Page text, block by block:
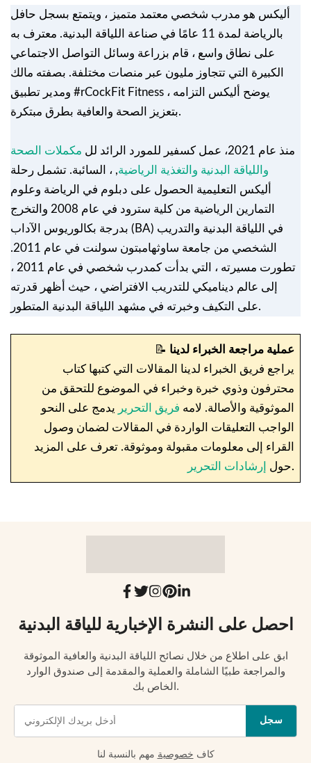
أليكس هو مدرب شخصي معتمد متميز ، ويتمتع بسجل حافل
بالرياضة لمدة 11 عامًا في صناعة اللياقة البدنية. معترف به
على نطاق واسع ، قام بزراعة وسائل التواصل الاجتماعي
الكبيرة التي تتجاوز مليون عبر منصات مختلفة. بصفته مالك
ومدير تطبيق #rCockFit Fitness ، يوضح أليكس التزامه
بتعزيز الصحة والعافية بطرق مبتكرة.
منذ عام 2021، عمل كسفير للمورد الرائد لل
مكملات الصحة
واللياقة البدنية والتغذية الرياضية, ، السائبة. تشمل رحلة
أليكس التعليمية الحصول على دبلوم في الرياضة وعلوم
التمارين الرياضية من كلية سترود في عام 2008 والتخرج
بدرجة بكالوريوس الآداب (BA) في اللياقة البدنية والتدريب
الشخصي من جامعة ساوثهامبتون سولنت في عام 2011.
تطورت مسيرته ، التي بدأت كمدرب شخصي في عام 2011 ،
إلى عالم ديناميكي للتدريب الافتراضي ، حيث أظهر قدرته
على التكيف وخبرته في مشهد اللياقة البدنية المتطور.
📝 عملية مراجعة الخبراء لدينا
يراجع فريق الخبراء لدينا المقالات التي كتبها كتاب
محترفون وذوي خبرة وخبراء في الموضوع للتحقق من
الموثوقية والأصالة. لامه فريق التحرير يدمج على النحو
الواجب التعليقات الواردة في المقالات لضمان وصول
القراء إلى معلومات مقبولة وموثوقة. تعرف على المزيد
حول إرشادات التحرير .
احصل على النشرة الإخبارية للياقة البدنية
ابق على اطلاع من خلال نصائح اللياقة البدنية والعافية الموثوقة
والمراجعة طبيًا الشاملة والعملية والمقدمة إلى صندوق الوارد
الخاص بك.
سجل
كاف خصوصية مهم بالنسبة لنا